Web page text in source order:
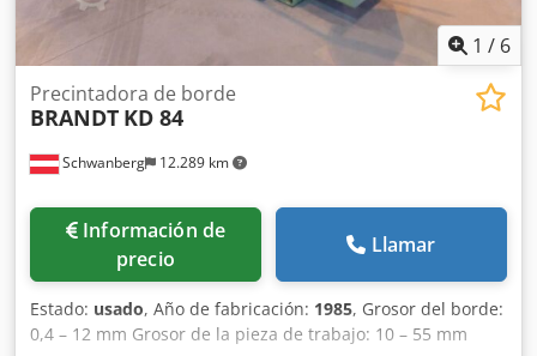
1 / 6
Schwanberg 12.289 km
Precintadora de borde
BRANDT KD 84
Información de
precio
Llamar
Estado: usado, Año de fabricación: 1985, Grosor del borde:
0,4 – 12 mm Grosor de la pieza de trabajo: 10 – 55 mm